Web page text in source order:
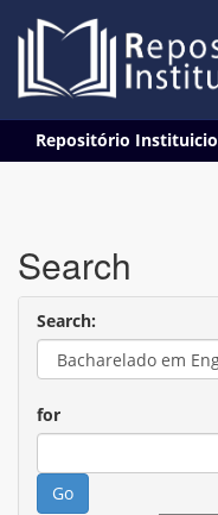
navigation
Repositório
Search
Search:
for